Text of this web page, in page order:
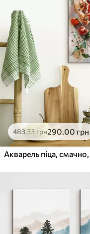
483.33грн290.00 грн